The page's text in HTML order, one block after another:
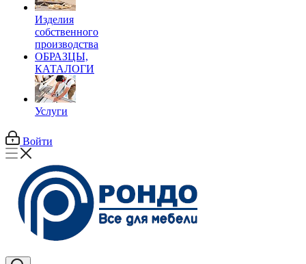
Изделия
собственного
производства
ОБРАЗЦЫ,
КАТАЛОГИ
Услуги
Войти